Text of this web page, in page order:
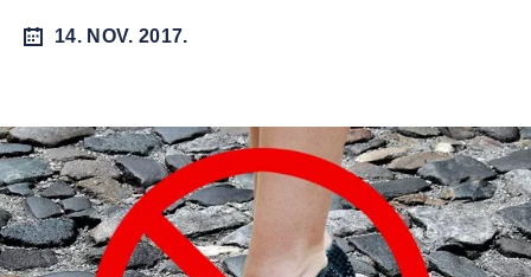
14. NOV. 2017.